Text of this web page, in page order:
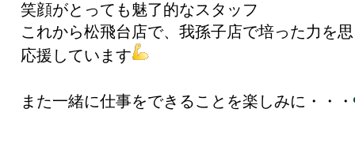
笑顔がとっても魅了的なスタッフ
これから松飛台店で、我孫子店で培った力を
応援しています
また一緒に仕事をできることを楽しみに・・・